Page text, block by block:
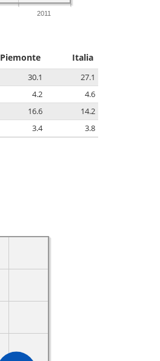
2011
Piemonte Italia
30.1
27.1
4.2
4.6
16.6
14.2
3.4 3.8